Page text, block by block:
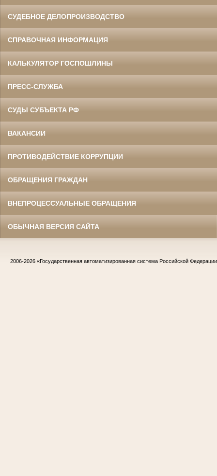
СУДЕБНОЕ ДЕЛОПРОИЗВОДСТВО
СПРАВОЧНАЯ ИНФОРМАЦИЯ
КАЛЬКУЛЯТОР ГОСПОШЛИНЫ
ПРЕСС-СЛУЖБА
СУДЫ СУБЪЕКТА РФ
ВАКАНСИИ
ПРОТИВОДЕЙСТВИЕ КОРРУПЦИИ
ОБРАЩЕНИЯ ГРАЖДАН
ВНЕПРОЦЕССУАЛЬНЫЕ ОБРАЩЕНИЯ
ОБЫЧНАЯ ВЕРСИЯ САЙТА
2006-2026 «Государственная автоматизированная система Российской